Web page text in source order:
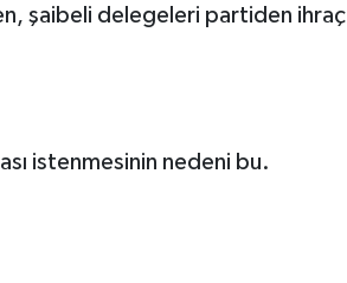
şaibeli delegeleri partiden ihraç
istenmesinin nedeni bu.